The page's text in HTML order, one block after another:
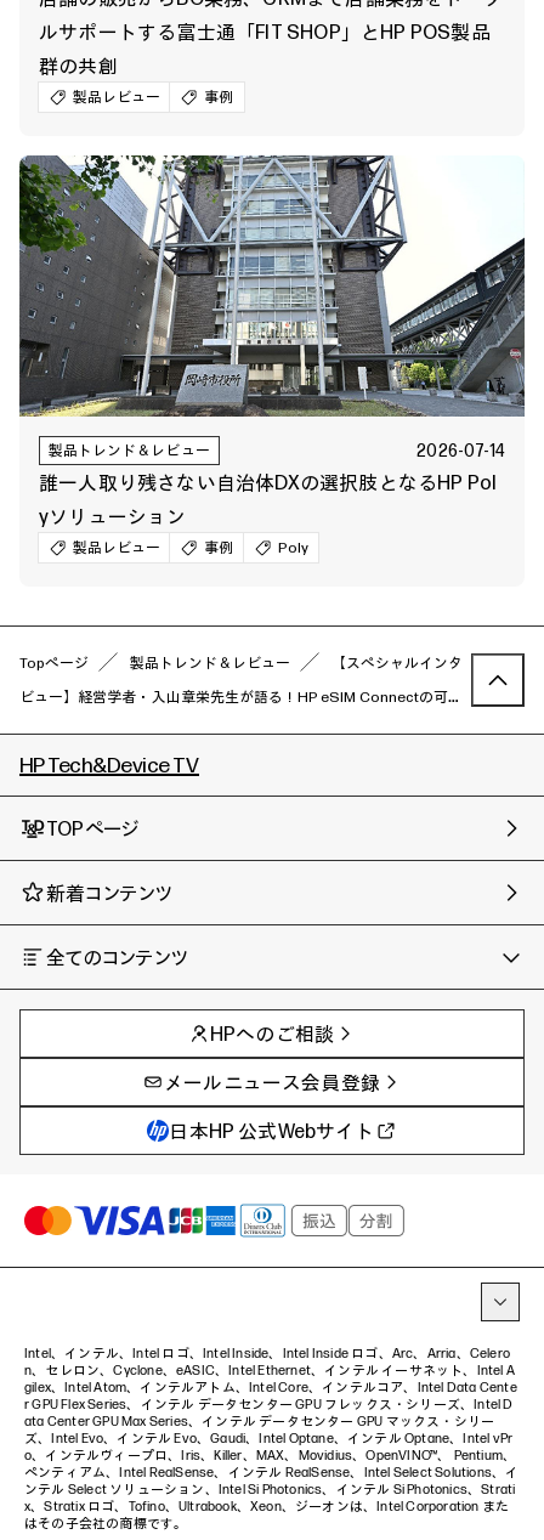
ルサポートする富士通「FIT SHOP」とHP POS製品
群の共創
製品レビュー 事例
製品トレンド＆レビュー 2026-07-14
誰一人取り残さない自治体DXの選択肢となるHP Pol
yソリューション
製品レビュー 事例 Poly
Topページ 製品トレンド＆レビュー
【スペシャルインタ
ビュー】経営学者・入山章栄先生が語る！HP eSIM Connectの可能
性
HP Tech&Device TV
TOPページ
新着コンテンツ
全てのコンテンツ
AIの進化と活用事例
製品トレンド & レビュー
サイバーセキュリティ
教育とテクノロジー
ハイブリッドワーク
プリンター
事例
イベントレポート
AI PC
AIワークステーション
Poly
WXP（DEXツール）
タグ一覧
HPへのご相談
メールニュース会員登録
日本HP 公式Webサイト
Intel、インテル、Intel ロゴ、Intel Inside、Intel Inside ロゴ、Arc、Arria、Celero
n、セレロン、Cyclone、eASIC、Intel Ethernet、インテル イーサネット、Intel A
gilex、Intel Atom、インテルアトム、Intel Core、インテルコア、Intel Data Cente
r GPU Flex Series、インテル データセンター GPU フレックス・シリーズ、Intel D
ata Center GPU Max Series、インテル データセンター GPU マックス・シリー
ズ、Intel Evo、インテル Evo、Gaudi、Intel Optane、インテル Optane、Intel vPr
o、インテルヴィープロ、Iris、Killer、MAX、Movidius、OpenVINO™、 Pentium、
ペンティアム、Intel RealSense、インテル RealSense、Intel Select Solutions、イ
ンテル Select ソリューション、Intel Si Photonics、インテル Si Photonics、Strati
x、Stratix ロゴ、Tofino、Ultrabook、Xeon、ジーオンは、Intel Corporation また
はその子会社の商標です。